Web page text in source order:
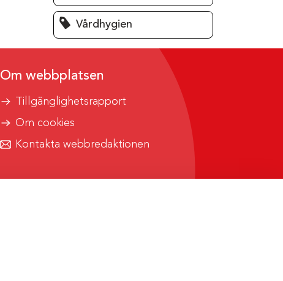
Vårdhygien
Om webbplatsen
Tillgänglighetsrapport
Om cookies
Kontakta webbredaktionen